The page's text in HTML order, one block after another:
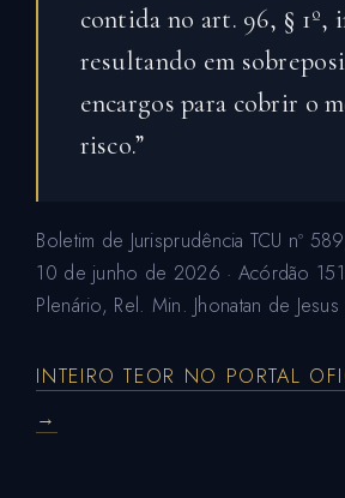
contida no art. 96, § 1º,
resultando em
encargos para cobrir o
risco.”
Boletim de Jurisprudência TCU nº
10 de junho de 2026 · Acórdão
Plenário, Rel. Min. Jhonatan de Jesus
INTEIRO TEOR NO PORTAL
→